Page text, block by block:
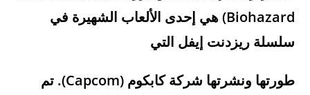
Biohazard) هي إحدى الألعاب الشهيرة في
سلسلة ريزدنت إيفل التي
طورتها ونشرتها شركة كابكوم (Capcom). تم